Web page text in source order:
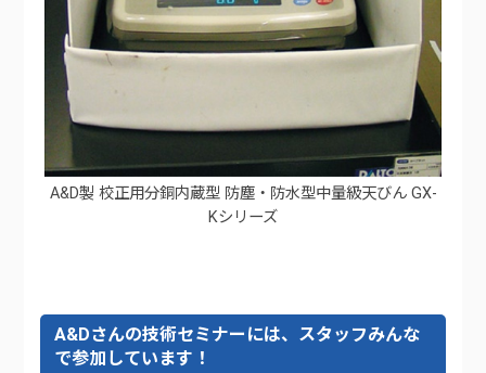
A&D製 校正用分銅内蔵型 防塵・防水型中量級天びん GX-
Kシリーズ
A&Dさんの技術セミナーには、スタッフみんな
で参加しています！